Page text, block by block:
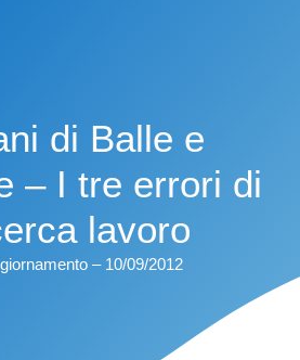
di Balle e
– I tre errori di
lavoro
– 10/09/2012